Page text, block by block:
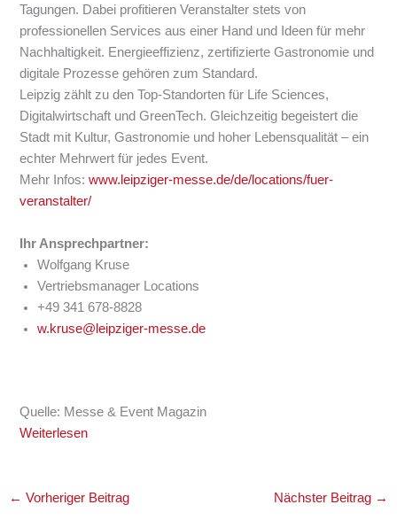
Tagungen. Dabei profitieren Veranstalter stets von
professionellen Services aus einer Hand und Ideen für mehr
Nachhaltigkeit. Energieeffizienz, zertifizierte Gastronomie und
digitale Prozesse gehören zum Standard.
Leipzig zählt zu den Top-Standorten für Life Sciences,
Digitalwirtschaft und GreenTech. Gleichzeitig begeistert die
Stadt mit Kultur, Gastronomie und hoher Lebensqualität – ein
echter Mehrwert für jedes Event.
Mehr Infos:www.leipziger-messe.de/de/locations/fuer-
veranstalter/
Ihr Ansprechpartner:
Wolfgang Kruse
Vertriebsmanager Locations
+49 341 678-8828
w.kruse@leipziger-messe.de
Quelle: Messe & Event Magazin
Weiterlesen
← Vorheriger Beitrag Nächster Beitrag →